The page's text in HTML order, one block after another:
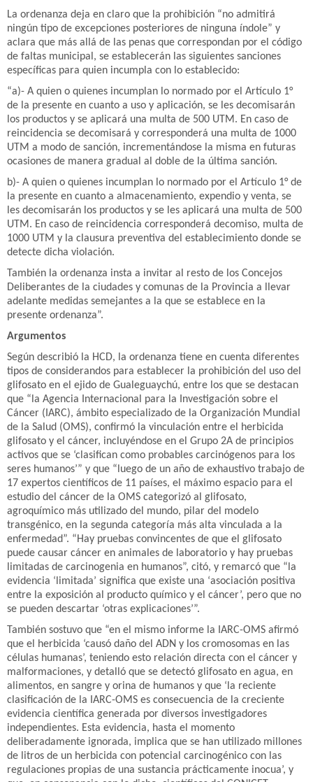
La ordenanza deja en claro que la prohibición “no admitirá
ningún tipo de excepciones posteriores de ninguna índole” y
aclara que más allá de las penas que correspondan por el código
de faltas municipal, se establecerán las siguientes sanciones
específicas para quien incumpla con lo establecido:
“a)- A quien o quienes incumplan lo normado por el Artículo 1°
de la presente en cuanto a uso y aplicación, se les decomisarán
los productos y se aplicará una multa de 500 UTM. En caso de
reincidencia se decomisará y corresponderá una multa de 1000
UTM a modo de sanción, incrementándose la misma en futuras
ocasiones de manera gradual al doble de la última sanción.
b)- A quien o quienes incumplan lo normado por el Artículo 1° de
la presente en cuanto a almacenamiento, expendio y venta, se
les decomisarán los productos y se les aplicará una multa de 500
UTM. En caso de reincidencia corresponderá decomiso, multa de
1000 UTM y la clausura preventiva del establecimiento donde se
detecte dicha violación.
También la ordenanza insta a invitar al resto de los Concejos
Deliberantes de la ciudades y comunas de la Provincia a llevar
adelante medidas semejantes a la que se establece en la
presente ordenanza”.
Argumentos
Según describió la HCD, la ordenanza tiene en cuenta diferentes
tipos de considerandos para establecer la prohibición del uso del
glifosato en el ejido de Gualeguaychú, entre los que se destacan
que “la Agencia Internacional para la Investigación sobre el
Cáncer (IARC), ámbito especializado de la Organización Mundial
de la Salud (OMS), confirmó la vinculación entre el herbicida
glifosato y el cáncer, incluyéndose en el Grupo 2A de principios
activos que se ‘clasifican como probables carcinógenos para los
seres humanos’” y que “luego de un año de exhaustivo trabajo de
17 expertos científicos de 11 países, el máximo espacio para el
estudio del cáncer de la OMS categorizó al glifosato,
agroquímico más utilizado del mundo, pilar del modelo
transgénico, en la segunda categoría más alta vinculada a la
enfermedad”. “Hay pruebas convincentes de que el glifosato
puede causar cáncer en animales de laboratorio y hay pruebas
limitadas de carcinogenia en humanos”, citó, y remarcó que “la
evidencia ‘limitada’ significa que existe una ‘asociación positiva
entre la exposición al producto químico y el cáncer’, pero que no
se pueden descartar ‘otras explicaciones’”.
También sostuvo que “en el mismo informe la IARC-OMS afirmó
que el herbicida ‘causó daño del ADN y los cromosomas en las
células humanas’, teniendo esto relación directa con el cáncer y
malformaciones, y detalló que se detectó glifosato en agua, en
alimentos, en sangre y orina de humanos y que ‘la reciente
clasificación de la IARC-OMS es consecuencia de la creciente
evidencia científica generada por diversos investigadores
independientes. Esta evidencia, hasta el momento
deliberadamente ignorada, implica que se han utilizado millones
de litros de un herbicida con potencial carcinogénico con las
regulaciones propias de una sustancia prácticamente inocua’, y